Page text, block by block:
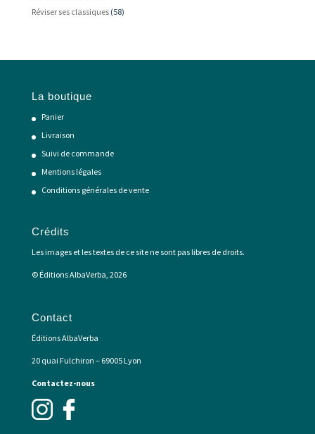
Réviser ses classiques(58)
La boutique
Panier
Livraison
Suivi de commande
Mentions légales
Conditions générales de vente
Crédits
Les images et les textes de ce site ne sont pas libres de droits.
© Éditions AlbaVerba, 2026
Contact
Éditions AlbaVerba
20 quai Fulchiron – 69005 Lyon
Contactez-nous